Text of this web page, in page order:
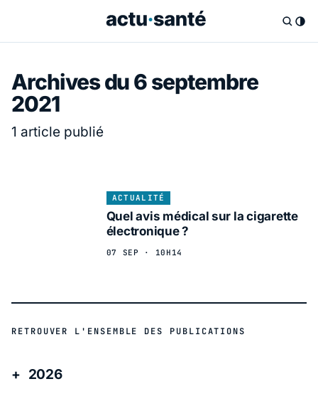
Archives du 6 septembre
2021
1 article publié
ACTUALITÉ
Quel avis médical sur la cigarette
électronique ?
07 SEP · 10H14
RETROUVER L'ENSEMBLE DES PUBLICATIONS
2026